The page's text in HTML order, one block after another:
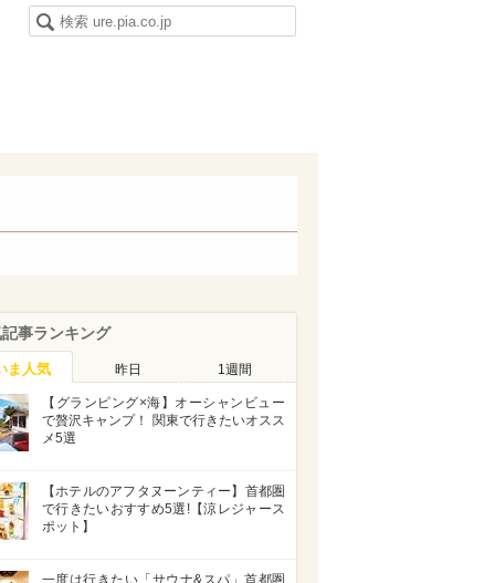
記事ランキング
ま人気 昨日 1週間
【グランピング×海】オーシャンビュー
で贅沢キャンプ！ 関東で行きたいオスス
メ5選
【ホテルのアフタヌーンティー】首都圏
で行きたいおすすめ5選!【涼レジャース
ポット】
一度は行きたい「サウナ&スパ」首都圏